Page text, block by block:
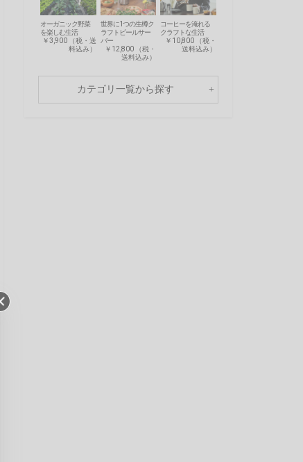
オーガニック野菜
を楽しむ生活
￥3,900 （税・送
料込み）
世界に1つの生樽ク
ラフトビールサー
バー
￥12,800 （税・
送料込み）
コーヒーを淹れる
クラフトな生活
￥10,800 （税・
送料込み）
カテゴリ一覧から探す